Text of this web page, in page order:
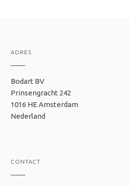
ADRES
Bodart BV
Prinsengracht 242
1016 HE Amsterdam
Nederland
CONTACT